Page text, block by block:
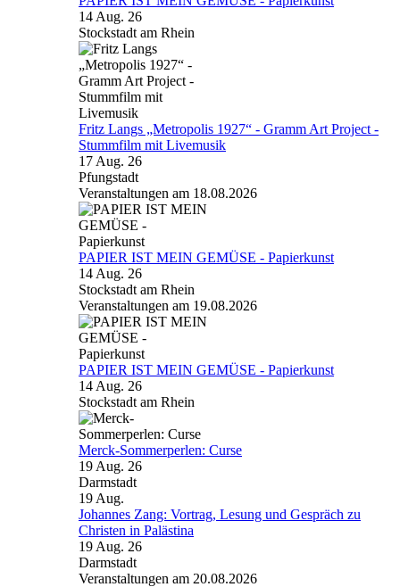
14 Aug. 26
Stockstadt am Rhein
Fritz Langs „Metropolis 1927“ - Gramm Art Project -
Stummfilm mit Livemusik
17 Aug. 26
Pfungstadt
Veranstaltungen am 18.08.2026
PAPIER IST MEIN GEMÜSE - Papierkunst
14 Aug. 26
Stockstadt am Rhein
Veranstaltungen am 19.08.2026
PAPIER IST MEIN GEMÜSE - Papierkunst
14 Aug. 26
Stockstadt am Rhein
Merck-Sommerperlen: Curse
19 Aug. 26
Darmstadt
19 Aug.
Johannes Zang: Vortrag, Lesung und Gespräch zu
Christen in Palästina
19 Aug. 26
Darmstadt
Veranstaltungen am 20.08.2026